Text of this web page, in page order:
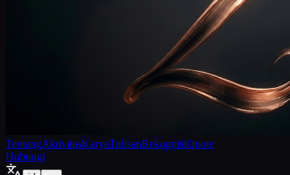
TentangAktivitasKaryaTulisanRekognisiQuote
Hubungi